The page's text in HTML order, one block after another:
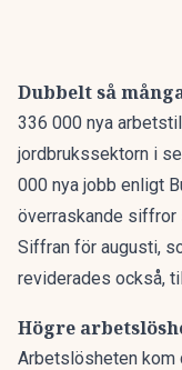
Dubbelt så
336 000 nya
jordbrukssektorn i
000 nya jobb enligt
överraskande siffror
Siffran för augusti,
reviderades också,
Högre
Arbetslösheten kom